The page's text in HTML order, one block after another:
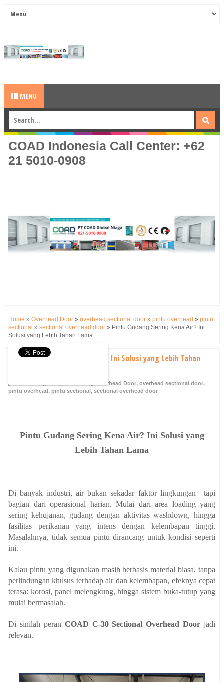
MENU
COAD Indonesia Call Center: +62
21 5010-0908
Home » Overhead Door » overhead sectional door » pintu overhead » pintu
sectional » sectional overhead door » Pintu Gudang Sering Kena Air? Ini
Solusi yang Lebih Tahan Lama
Pintu Gudang Sering Kena Air? Ini Solusi yang Lebih Tahan
Overhead Door, overhead sectional door,
pintu overhead, pintu sectional, sectional overhead door
Pintu Gudang Sering Kena Air? Ini Solusi yang
Lebih Tahan Lama
Di banyak industri, air bukan sekadar faktor lingkungan—tapi
bagian dari operasional harian. Mulai dari area loading yang
sering kehujanan, gudang dengan aktivitas washdown, hingga
fasilitas perikanan yang intens dengan kelembapan tinggi.
Masalahnya, tidak semua pintu dirancang untuk kondisi seperti
ini.
Kalau pintu yang digunakan masih berbasis material biasa, tanpa
perlindungan khusus terhadap air dan kelembapan, efeknya cepat
terasa: korosi, panel melengkung, hingga sistem buka-tutup yang
mulai bermasalah.
Di sinilah peran COAD C-30 Sectional Overhead Door jadi
relevan.